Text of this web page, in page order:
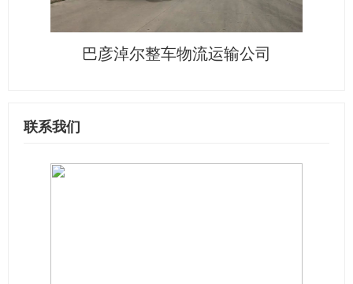
巴彦淖尔整车物流运输公司
联系我们